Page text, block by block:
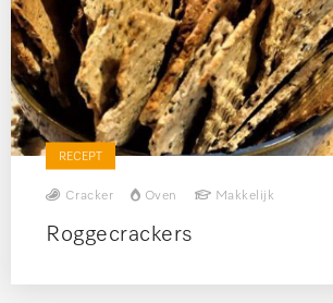
RECEPT
Cracker Oven Makkelijk
Roggecrackers